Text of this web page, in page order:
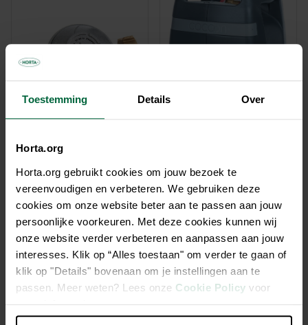
Toestemming Details Over
Horta.org
Horta.org gebruikt cookies om jouw bezoek te
vereenvoudigen en verbeteren. We gebruiken deze
cookies om onze website beter aan te passen aan jouw
persoonlijke voorkeuren. Met deze cookies kunnen wij
onze website verder verbeteren en aanpassen aan jouw
interesses. Klik op “Alles toestaan" om verder te gaan of
klik op "Details" bovenaan om je instellingen aan te
passen. Meer weten? Lees onze Cookie Policy voor
meer informatie.
RE37 ontspanner propaan
€ 13,79
€ 44,50